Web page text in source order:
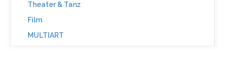
Theater & Tanz
Film
MULTIART